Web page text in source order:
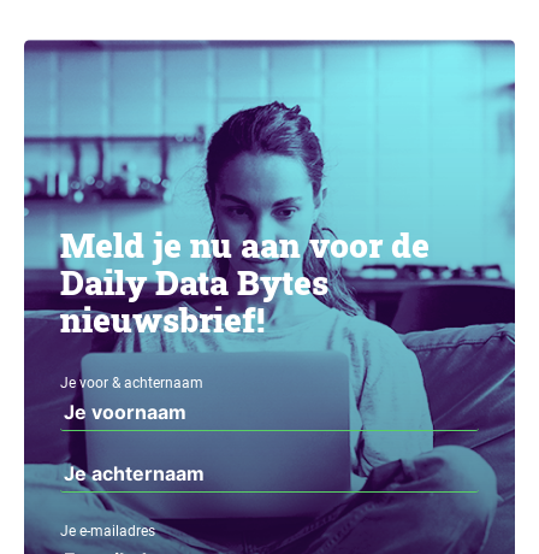
Meld je nu aan voor de
Daily Data Bytes
nieuwsbrief!
Je voor & achternaam
Je e-mailadres